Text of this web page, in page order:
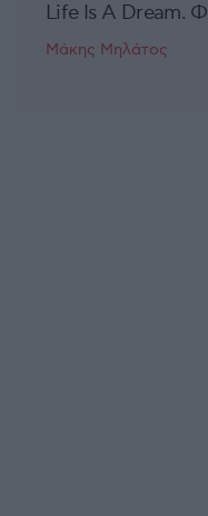
Life Is A Dream.
Μάκης Μηλάτος